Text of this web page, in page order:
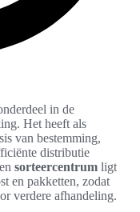
in de
Het heeft als
van bestemming,
distributie
sorteercentrum ligt
en pakketten, zodat
verdere afhandeling.